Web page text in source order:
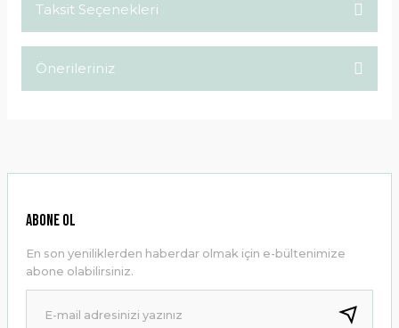
Taksit Seçenekleri
Önerileriniz
Ürün resmi kalitesiz, bozuk veya görüntülenemiyor.
Ürün bilgilerinde hatalar bulunuyor.
Ürün fiyatı diğer sitelerden daha pahalı.
Bu ürüne benzer farklı alternatifler olmalı.
ABONE OL
En son yeniliklerden haberdar olmak için e-bültenimize
abone olabilirsiniz.